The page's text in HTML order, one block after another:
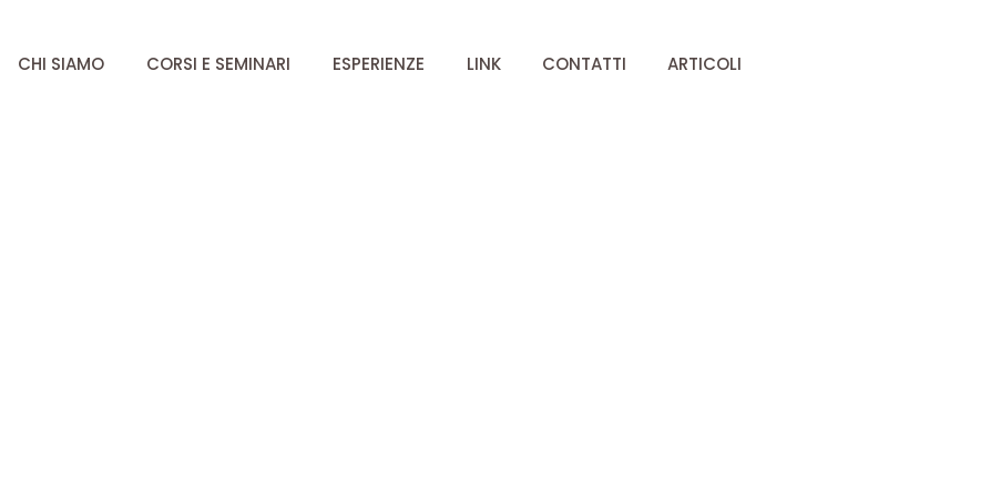
CHI SIAMO CORSI E SEMINARI ESPERIENZE LINK CONTATTI ARTICOLI